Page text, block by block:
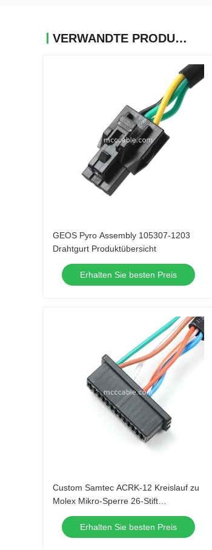
VERWANDTE PRODUKTE
GEOS Pyro Assembly 105307-1203
Drahtgurt Produktübersicht
Erhalten Sie besten Preis
Custom Samtec ACRK-12 Kreislauf zu
Molex Mikro-Sperre 26-Stift
Kabelmontage CAT6A
Erhalten Sie besten Preis